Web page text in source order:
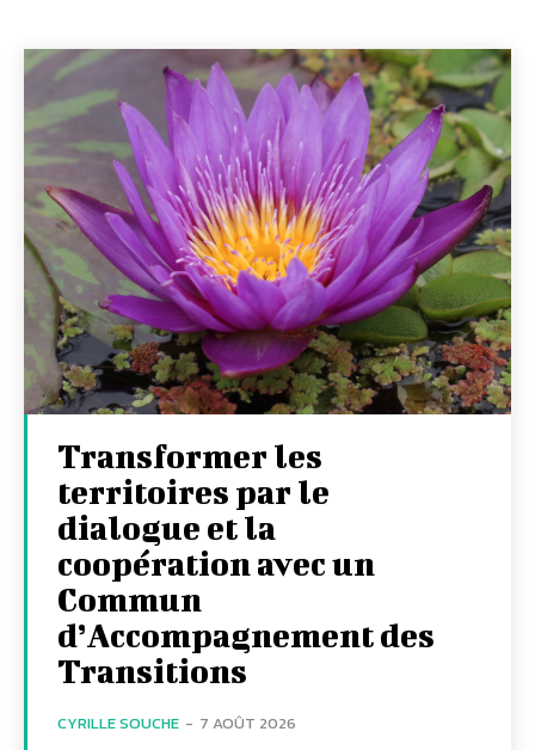
Transformer les
territoires par le
dialogue et la
coopération avec un
Commun
d’Accompagnement des
Transitions
CYRILLE SOUCHE - 7 AOÛT 2026